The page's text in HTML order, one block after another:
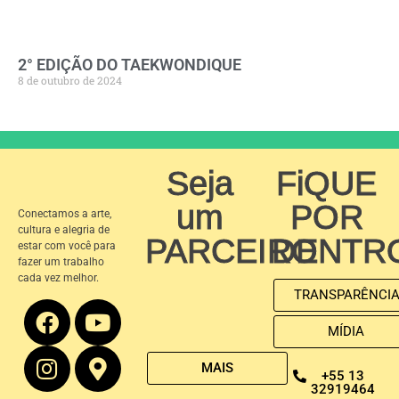
2° EDIÇÃO DO TAEKWONDIQUE
8 de outubro de 2024
Conectamos a arte,
cultura e alegria de
estar com você para
fazer um trabalho
cada vez melhor.
Seja
um
PARCEIRO
MAIS
FiQUE
POR
MÍDIA
+55 13
32919464